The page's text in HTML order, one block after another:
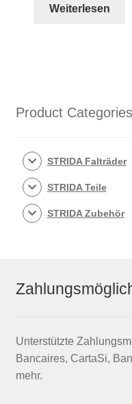
Weiterlesen
Product Categories
STRIDA Falträder
STRIDA Teile
STRIDA Zubehör
Unterstützte
Bancaires, CartaSi,
mehr.